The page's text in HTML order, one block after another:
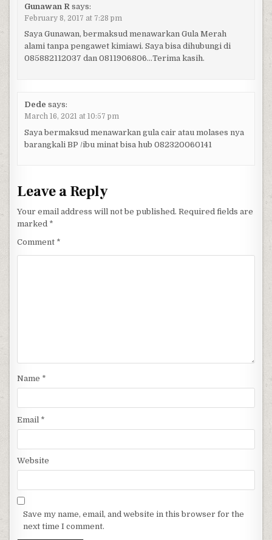
Gunawan R says:
February 8, 2017 at 7:28 pm
Saya Gunawan, bermaksud menawarkan Gula Merah
alami tanpa pengawet kimiawi. Saya bisa dihubungi di
085882112037 dan 0811906806…Terima kasih.
Dede says:
March 16, 2021 at 10:57 pm
Saya bermaksud menawarkan gula cair atau molases nya
barangkali BP /ibu minat bisa hub 082320060141
Leave a Reply
Your email address will not be published. Required fields are
marked *
Comment *
Name *
Email *
Website
Save my name, email, and website in this browser for the
next time I comment.